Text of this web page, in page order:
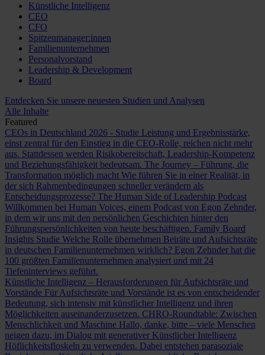
Künstliche Intelligenz
CEO
CFO
Spitzenmanager:innen
Familienunternehmen
Personalvorstand
Leadership & Development
Board
Entdecken Sie unsere neuesten Studien und Analysen
Alle Inhalte
Featured
CEOs in Deutschland 2026 - Studie Leistung und Ergebnisstärke,
einst zentral für den Einstieg in die CEO-Rolle, reichen nicht mehr
aus. Stattdessen werden Risikobereitschaft, Leadership-Kompetenz
und Beziehungsfähigkeit bedeutsam. The Journey – Führung, die
Transformation möglich macht Wie führen Sie in einer Realität, in
der sich Rahmenbedingungen schneller verändern als
Entscheidungsprozesse? The Human Side of Leadership Podcast
Willkommen bei Human Voices, einem Podcast von Egon Zehnder,
in dem wir uns mit den persönlichen Geschichten hinter den
Führungspersönlichkeiten von heute beschäftigen. Family Board
Insights Studie Welche Rolle übernehmen Beiräte und Aufsichtsräte
in deutschen Familienunternehmen wirklich? Egon Zehnder hat die
100 größten Familienunternehmen analysiert und mit 24
Tiefeninterviews geführt.
Künstliche Intelligenz – Herausforderungen für Aufsichtsräte und
Vorstände Für Aufsichtsräte und Vorstände ist es von entscheidender
Bedeutung, sich intensiv mit künstlicher Intelligenz und ihren
Möglichkeiten auseinanderzusetzen. CHRO-Roundtable: Zwischen
Menschlichkeit und Maschine Hallo, danke, bitte – viele Menschen
neigen dazu, im Dialog mit generativer Künstlicher Intelligenz
Höflichkeitsfloskeln zu verwenden. Dabei entstehen parasoziale